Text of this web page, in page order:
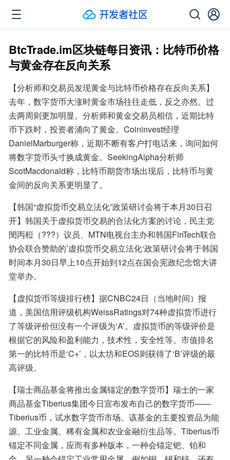
BtcTrade.im区块链每日资讯：比特币价格
与黄金存在反向关系
【分析师和交易员发现黄金与比特币价格存在反向关系】
去年，数字货币大涨时黄金市场往往走低，反之亦然。过
去两周则更加明显。分析师和黄金交易员相信，近期比特
币下跌时，投资者涌向了黄金。Coininvest经理
DanielMarburger称，近期不断有客户打电话来，询问如何
将数字货币头寸换成黄金。SeekingAlpha分析师
ScotMacdonald称，比特币期货市场出现后，比特币与黄
金间的反向关系更明显了。
【韩国“虚拟货币交易立法化”政策研讨会将于本月30日召
开】韩国关于虚拟货币交易的合法化方案的讨论，民主党
閔丙梪（???）议员、MTN电视台主办和韩国FinTech联合
协会联合赞助的’虚拟货币交易立法化‘政策研讨会将于韩国
时间本月30日早上10点开始到12点在国会宪政纪念馆大讲
堂举办。
【虚拟货币等级排行榜】据CNBC24日（当地时间）报
道，美国信用评级机构WeissRatings对74种虚拟货币进行
了等级评价但没有一个评级为‘A’。虚拟货币的等级评价是
根据它的风险和盈利能力，技术性，安全性等。市值排名
第一的比特币是‘C+’，以太坊和EOS则获得了‘B’评级的最
高评级。
【瑞士商品基金将推出金属锚定的数字货币】瑞士的一家
商品基金Tiberius集团今日宣布发布自己的数字货币——
Tiberius币，试水数字货币市场。该基金的主要投资品为能
源、工业金属、稀有金属和农业金融衍生品等。Tiberius币
锚定不同金属，应而有多种版本，一种会锚定钯、铂和